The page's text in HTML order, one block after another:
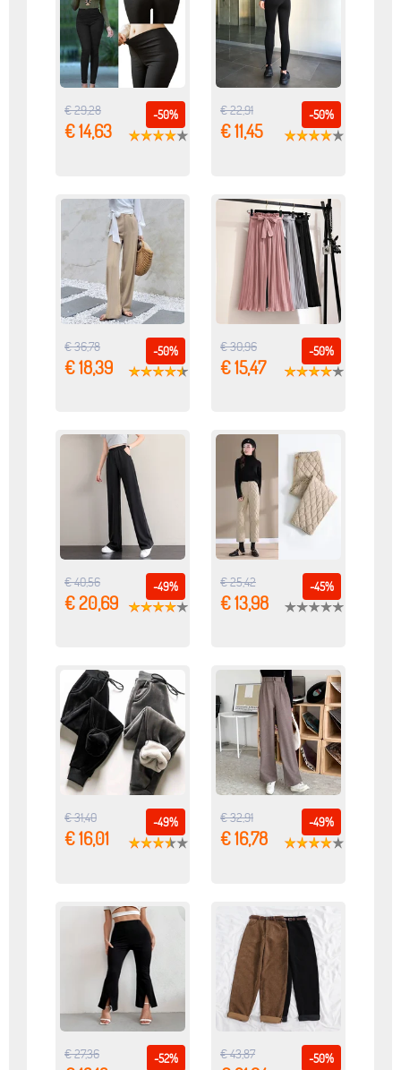
-50%
€ 29,28
€ 14,63
-50%
€ 22,91
€ 11,45
-50%
€ 36,78
€ 18,39
-50%
€ 30,96
€ 15,47
-49%
€ 40,56
€ 20,69
-45%
€ 25,42
€ 13,98
-49%
€ 31,40
€ 16,01
-49%
€ 32,91
€ 16,78
-52%
€ 27,36 -50%
€ 43,87